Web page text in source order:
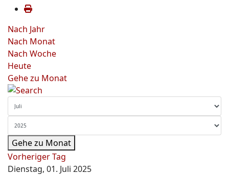
Nach Jahr
Nach Monat
Nach Woche
Heute
Gehe zu Monat
Gehe zu Monat
Vorheriger Tag
Dienstag, 01. Juli 2025